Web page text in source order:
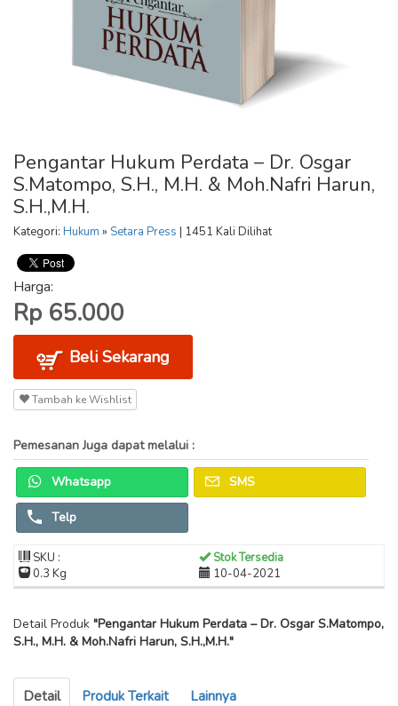
Pengantar Hukum Perdata – Dr. Osgar
S.Matompo, S.H., M.H. & Moh.Nafri Harun,
S.H.,M.H.
Kategori: Hukum » Setara Press | 1451 Kali Dilihat
Harga:
Rp 65.000
Beli Sekarang
Tambah ke Wishlist
Pemesanan Juga dapat melalui :
Whatsapp SMS
Telp
SKU :
Stok Tersedia
0.3 Kg
10-04-2021
Detail Produk "Pengantar Hukum Perdata – Dr. Osgar S.Matompo,
S.H., M.H. & Moh.Nafri Harun, S.H.,M.H."
Detail Produk Terkait Lainnya